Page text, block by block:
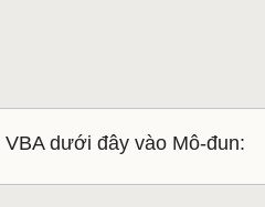
dưới đây vào Mô-đun: